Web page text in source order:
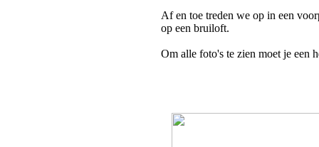
Af en toe treden we op in een
op een bruiloft.
Om alle foto's te zien moet je een